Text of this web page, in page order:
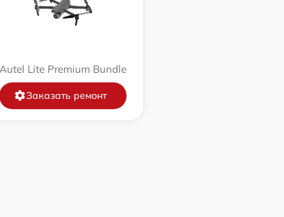
Autel Lite Premium Bundle
Заказать ремонт